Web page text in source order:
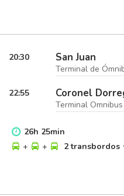
20:30 San Juan
Terminal de
22:55 Coronel
Terminal
26h 25min
+
+ 2 transbordos